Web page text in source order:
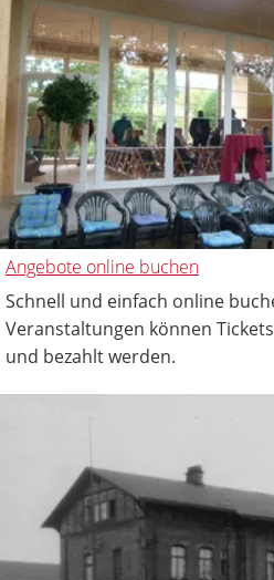
Angebote online buchen
Schnell und einfach online
Veranstaltungen können
und bezahlt werden.